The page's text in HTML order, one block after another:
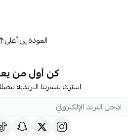
العودة إلى أعلى
كن أول من
اشترك بنشرتنا البريدية